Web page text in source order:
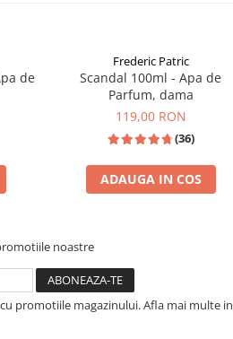
de
Frederic Patric
Scandal 100ml - Apa de
Parfum, dama
119,00 RON
(36)
ADAUGA IN COS
noastre
promotiile magazinului. Afla mai multe in